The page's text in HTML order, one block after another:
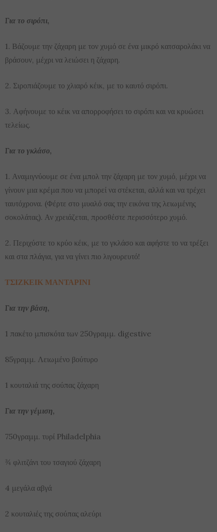
Για το σιρόπι,
1. Βάζουμε την ζάχαρη με τον χυμό σε ένα μικρό κατσαρολάκι να
βράσουν, μέχρι να λειώσει η ζάχαρη.
2. Σιροπιάζουμε το χλιαρό κέικ, με το καυτό σιρόπι.
3. Αφήνουμε το κέικ να απορροφήσει το σιρόπι και να κρυώσει
τελείως.
Για το γκλάσο,
1. Αναμιγνύουμε σε ένα μπολ την ζάχαρη με τον χυμό, μέχρι να
γίνουν μια κρέμα που να μπορεί να στέκεται, αλλά και να τρέχει
ταυτόχρονα. (Φέρτε στο μυαλό σας την εικόνα της λειωμένης
σοκολάτας). Αν χρειάζεται, προσθέστε περισσότερο χυμό.
2. Περιχύστε το κρύο κέικ, με το γκλάσο και αφήστε το να τρέξει
και στα πλάγια, για να γίνει πιο λιγουρευτό!
ΤΣΙΖΚΕΙΚ ΜΑΝΤΑΡΙΝΙ
Για την βάση,
1 πακέτο μπισκότα των 250γραμμ. digestive
85γραμμ. Λειωμένο βούτυρο
1 κουταλιά της σούπας ζάχαρη
Για την γέμιση,
750γραμμ. τυρί Philadelphia
¾ φλιτζάνι του τσαγιού ζάχαρη
4 μεγάλα αβγά
2 κουταλιές της σούπας αλεύρι